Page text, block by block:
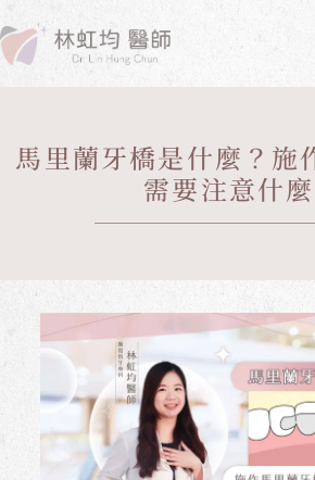
馬里蘭牙橋是什麼？施
需要注意什麼